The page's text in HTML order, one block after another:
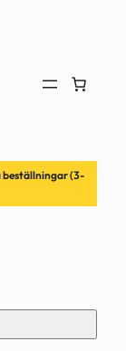
beställningar (3-